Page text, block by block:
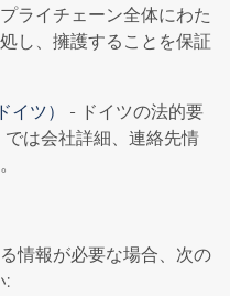
ライチェーン全体にわた
し、擁護することを保証
ツ）
- ドイツの法的要
は会社詳細、連絡先情
情報が必要な場合、次の
: